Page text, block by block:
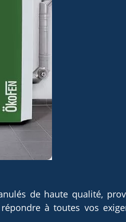
de haute qualité,
à toutes vos